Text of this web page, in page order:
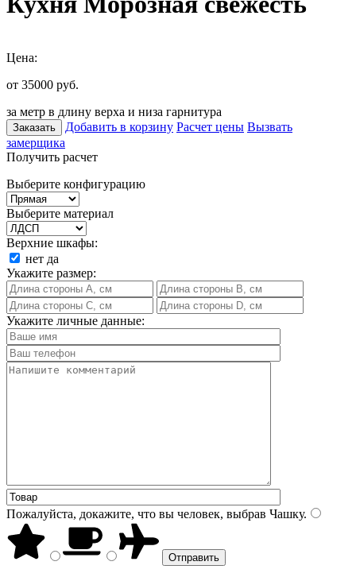
Цена:
от 35000 руб.
за метр в длину верха и низа гарнитура
Заказать Добавить в корзину Расчет цены Вызвать
замерщика
Получить расчет
Выберите конфигурацию
Выберите материал
Верхние шкафы:
нет да
Укажите размер:
Укажите личные данные:
Пожалуйста, докажите, что вы человек, выбрав Чашку.